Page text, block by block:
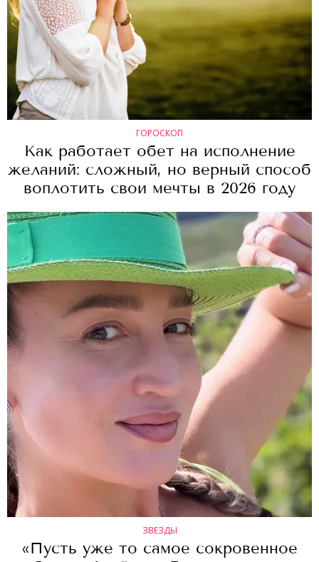
ГОРОСКОП
Как работает обет на исполнение
желаний: сложный, но верный способ
воплотить свои мечты в 2026 году
ЗВЕЗДЫ
«Пусть уже то самое сокровенное